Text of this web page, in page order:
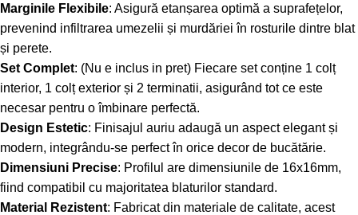
Marginile Flexibile: Asigură etanșarea optimă a suprafețelor,
prevenind infiltrarea umezelii și murdăriei în rosturile dintre blat
și perete.
Set Complet: (Nu e inclus in pret) Fiecare set conține 1 colț
interior, 1 colț exterior și 2 terminatii, asigurând tot ce este
necesar pentru o îmbinare perfectă.
Design Estetic: Finisajul auriu adaugă un aspect elegant și
modern, integrându-se perfect în orice decor de bucătărie.
Dimensiuni Precise: Profilul are dimensiunile de 16x16mm,
fiind compatibil cu majoritatea blaturilor standard.
Material Rezistent: Fabricat din materiale de calitate, acest